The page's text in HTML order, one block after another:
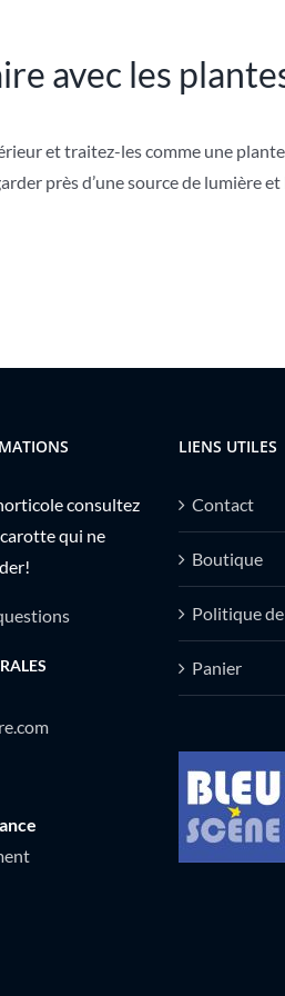
avec les
et traitez-les comme une
près d’une source de lumière
consultez
qui ne
LIENS UTILES
Contact
Boutique
Politique
Panier